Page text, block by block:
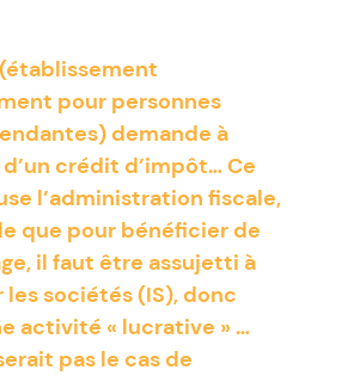
(établissement
pour personnes
demande à
crédit d’impôt… Ce
l’administration fiscale,
que pour bénéficier de
il faut être assujetti à
les sociétés (IS), donc
activité « lucrative » …
pas le cas de